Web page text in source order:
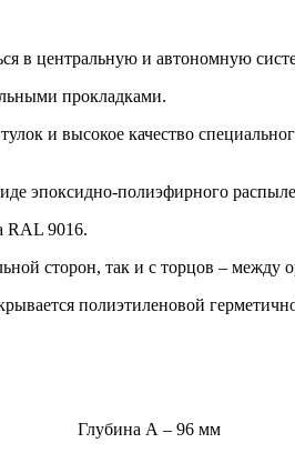
в центральную и автономную
прокладками.
и высокое качество
эпоксидно-полиэфирного
RAL 9016.
сторон, так и с торцов – между
полиэтиленовой
Глубина А – 96 мм